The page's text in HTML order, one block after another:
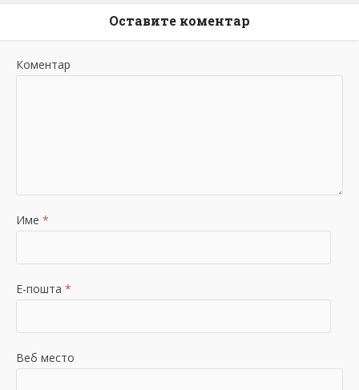
Оставите коментар
Коментар
Име *
Е-пошта *
Веб место